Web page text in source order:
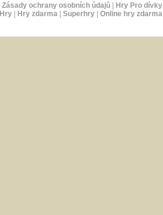
Zásady ochrany osobních údajů
Hry Pro dívky
Hry Hry zdarma Superhry Online hry zdarma